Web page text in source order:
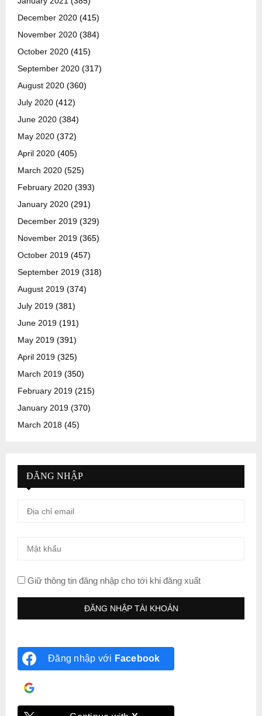
December 2020 (415)
November 2020 (384)
October 2020 (415)
September 2020 (317)
August 2020 (360)
July 2020 (412)
June 2020 (384)
May 2020 (372)
April 2020 (405)
March 2020 (525)
February 2020 (393)
January 2020 (291)
December 2019 (329)
November 2019 (365)
October 2019 (457)
September 2019 (318)
August 2019 (374)
July 2019 (381)
June 2019 (191)
May 2019 (391)
April 2019 (325)
March 2019 (350)
February 2019 (215)
January 2019 (370)
March 2018 (45)
ĐĂNG NHẬP
Giữ thông tin đăng nhập cho tới khi đăng xuất
Đăng nhập với Facebook